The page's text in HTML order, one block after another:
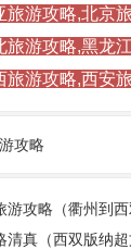
旅游攻略,北京
旅游攻略,黑龙
旅游攻略,西安
攻略
游攻略（衢州到西
真（西双版纳超